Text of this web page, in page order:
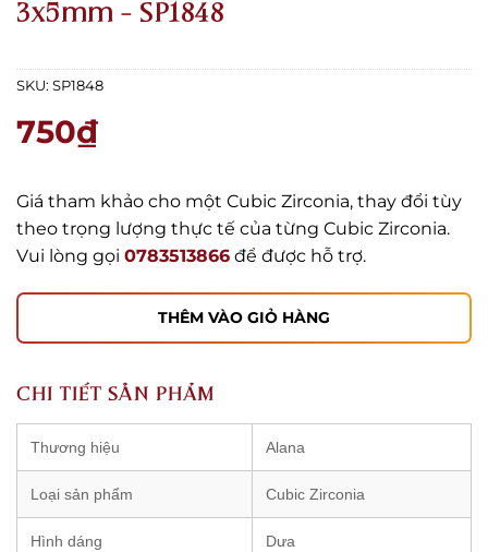
3x5mm – SP1848
SKU: SP1848
750₫
Giá tham khảo cho một Cubic Zirconia, thay đổi tùy
theo trọng lượng thực tế của từng Cubic Zirconia.
Vui lòng gọi 0783513866 để được hỗ trợ.
THÊM VÀO GIỎ HÀNG
CHI TIẾT SẢN PHẨM
Thương hiệu Alana
Loại sản phẩm Cubic Zirconia
Hình dáng Dưa